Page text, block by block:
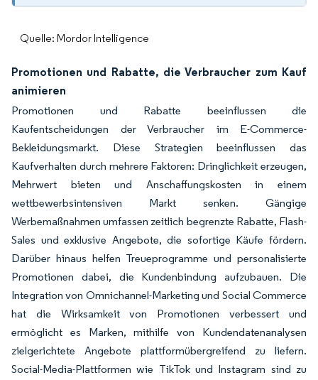
Quelle: Mordor Intelligence
Promotionen und Rabatte, die Verbraucher zum Kauf
animieren
Promotionen und Rabatte beeinflussen die
Kaufentscheidungen der Verbraucher im E-Commerce-
Bekleidungsmarkt. Diese Strategien beeinflussen das
Kaufverhalten durch mehrere Faktoren: Dringlichkeit erzeugen,
Mehrwert bieten und Anschaffungskosten in einem
wettbewerbsintensiven Markt senken. Gängige
Werbemaßnahmen umfassen zeitlich begrenzte Rabatte, Flash-
Sales und exklusive Angebote, die sofortige Käufe fördern.
Darüber hinaus helfen Treueprogramme und personalisierte
Promotionen dabei, die Kundenbindung aufzubauen. Die
Integration von Omnichannel-Marketing und Social Commerce
hat die Wirksamkeit von Promotionen verbessert und
ermöglicht es Marken, mithilfe von Kundendatenanalysen
zielgerichtete Angebote plattformübergreifend zu liefern.
Social-Media-Plattformen wie TikTok und Instagram sind zu